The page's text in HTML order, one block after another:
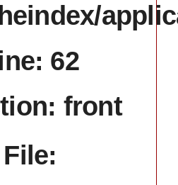
62
front
File: